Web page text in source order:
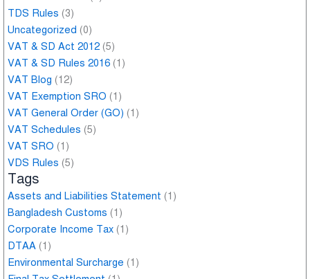
TDS Rules (3)
Uncategorized (0)
VAT & SD Act 2012 (5)
VAT & SD Rules 2016 (1)
VAT Blog (12)
VAT Exemption SRO (1)
VAT General Order (GO) (1)
VAT Schedules (5)
VAT SRO (1)
VDS Rules (5)
Tags
Assets and Liabilities Statement (1)
Bangladesh Customs (1)
Corporate Income Tax (1)
DTAA (1)
Environmental Surcharge (1)